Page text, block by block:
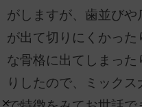
がしますが、歯並び
が出て切りにくかった
な骨格に出てしまっ
りしたので、ミック